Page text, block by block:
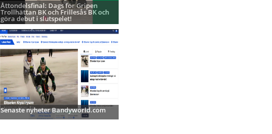
Åttondelsfinal: Dags för Gripen
Trollhättan BK och Frillesås BK och
göra debut i slutspelet!
Senaste nyheter Bandyworld.com